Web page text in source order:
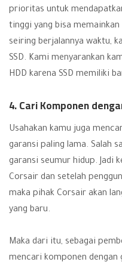
prioritas untuk
tinggi yang bisa
seiring berjalannya waktu,
SSD. Kami menyarankan
HDD karena SSD memiliki
4. Cari Komponen
Usahakan kamu juga
garansi paling lama. Salah
garansi seumur hidup. Jadi
Corsair dan setelah
maka pihak Corsair akan
yang baru.
Maka dari itu, sebagai
mencari komponen dengan